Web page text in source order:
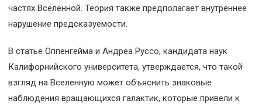
частях Вселенной. Теория также предполагает внутреннее
нарушение предсказуемости.
В статье Оппенгейма и Андреа Руссо, кандидата наук
Калифорнийского университета, утверждается, что такой
взгляд на Вселенную может объяснить знаковые
наблюдения вращающихся галактик, которые привели к